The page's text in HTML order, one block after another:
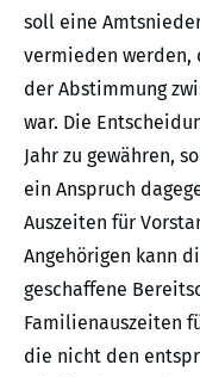
soll eine
vermieden werden,
der Abstimmung
war. Die
Jahr zu gewähren,
ein Anspruch
Auszeiten für
Angehörigen kann
geschaffene
Familienauszeiten
die nicht den